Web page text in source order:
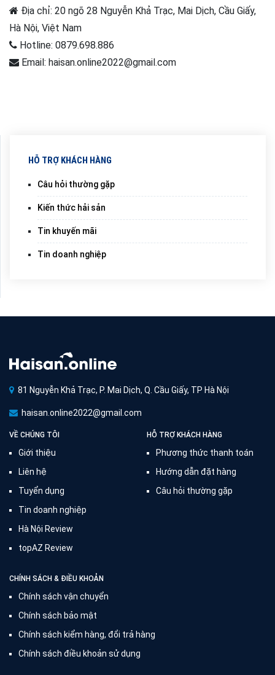
Địa chỉ: 20 ngõ 28 Nguyễn Khả Trạc, Mai Dịch, Cầu Giấy,
Hà Nội, Việt Nam
Hotline: 0879.698.886
Email: haisan.online2022@gmail.com
HỖ TRỢ KHÁCH HÀNG
Câu hỏi thường gặp
Kiến thức hải sản
Tin khuyến mãi
Tin doanh nghiệp
81 Nguyễn Khả Trạc, P. Mai Dịch, Q. Cầu Giấy, TP Hà Nội
haisan.online2022@gmail.com
VỀ CHÚNG TÔI
Giới thiệu
Liên hệ
Tuyển dụng
Tin doanh nghiệp
Hà Nội Review
topAZ Review
HỖ TRỢ KHÁCH HÀNG
Phương thức thanh toán
Hướng dẫn đặt hàng
Câu hỏi thường gặp
CHÍNH SÁCH & ĐIỀU KHOẢN
Chính sách vận chuyển
Chính sách bảo mật
Chính sách kiểm hàng, đổi trả hàng
Chính sách điều khoản sử dụng